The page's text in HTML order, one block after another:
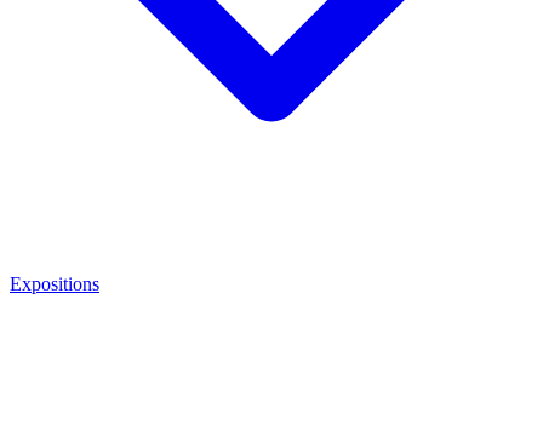
Expositions